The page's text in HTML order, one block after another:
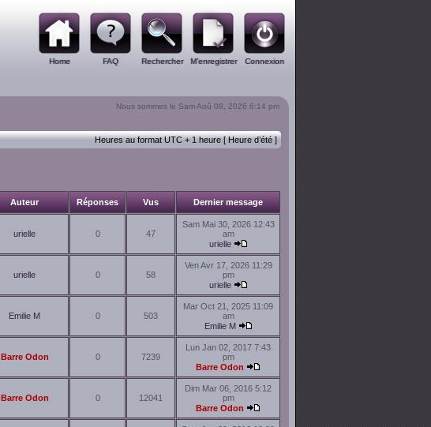
Home FAQ Rechercher M’enregistrer Connexion
Nous sommes le Sam Aoû 08, 2026 6:14 pm
Heures au format UTC + 1 heure [ Heure d’été ]
Auteur Réponses Vus Dernier message
urielle 0 47
Sam Mai 30, 2026 12:43
am
urielle
urielle 0 58
Ven Avr 17, 2026 11:29
pm
urielle
Emilie M 0 503
Mar Oct 21, 2025 11:09
am
Emilie M
Barre Odon 0 7239
Lun Jan 02, 2017 7:43
pm
Barre Odon
Barre Odon 0 12041
Dim Mar 06, 2016 5:12
pm
Barre Odon